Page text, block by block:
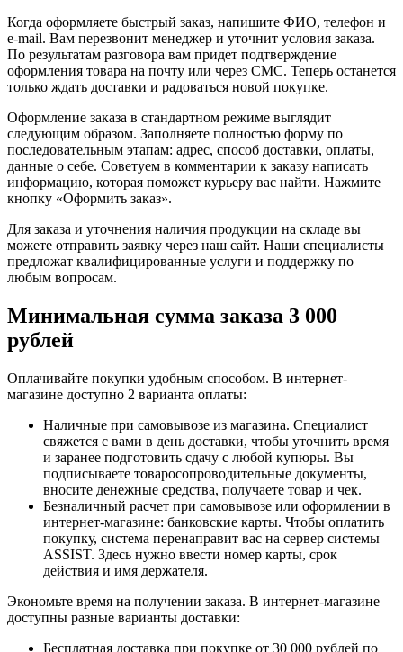
Когда оформляете быстрый заказ, напишите ФИО, телефон и
e-mail. Вам перезвонит менеджер и уточнит условия заказа.
По результатам разговора вам придет подтверждение
оформления товара на почту или через СМС. Теперь останется
только ждать доставки и радоваться новой покупке.
Оформление заказа в стандартном режиме выглядит
следующим образом. Заполняете полностью форму по
последовательным этапам: адрес, способ доставки, оплаты,
данные о себе. Советуем в комментарии к заказу написать
информацию, которая поможет курьеру вас найти. Нажмите
кнопку «Оформить заказ».
Для заказа и уточнения наличия продукции на складе вы
можете отправить заявку через наш сайт. Наши специалисты
предложат квалифицированные услуги и поддержку по
любым вопросам.
Минимальная сумма заказа 3 000
рублей
Оплачивайте покупки удобным способом. В интернет-
магазине доступно 2 варианта оплаты:
Наличные при самовывозе из магазина. Специалист
свяжется с вами в день доставки, чтобы уточнить время
и заранее подготовить сдачу с любой купюры. Вы
подписываете товаросопроводительные документы,
вносите денежные средства, получаете товар и чек.
Безналичный расчет при самовывозе или оформлении в
интернет-магазине: банковские карты. Чтобы оплатить
покупку, система перенаправит вас на сервер системы
ASSIST. Здесь нужно ввести номер карты, срок
действия и имя держателя.
Экономьте время на получении заказа. В интернет-магазине
доступны разные варианты доставки:
Бесплатная доставка при покупке от 30 000 рублей по